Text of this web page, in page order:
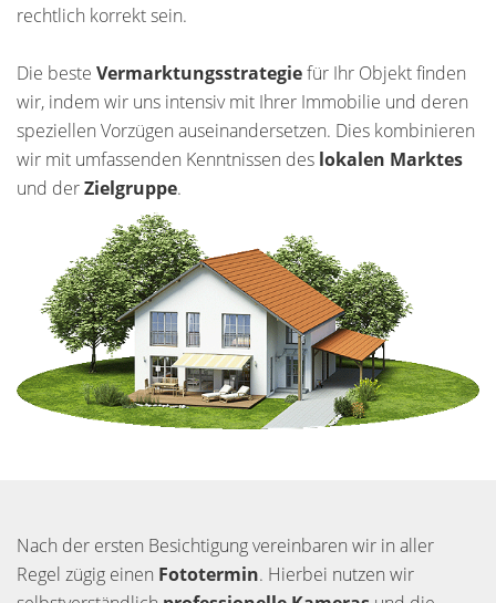
rechtlich korrekt sein.
Die beste Vermarktungsstrategiefür Ihr Objekt finden
wir, indem wir uns intensiv mit Ihrer Immobilie und deren
speziellen Vorzügen auseinandersetzen. Dies kombinieren
wir mit umfassenden Kenntnissen des lokalen Marktes
und derZielgruppe.
Nach der ersten Besichtigung vereinbaren wir in aller
Regel zügig einen Fototermin. Hierbei nutzen wir